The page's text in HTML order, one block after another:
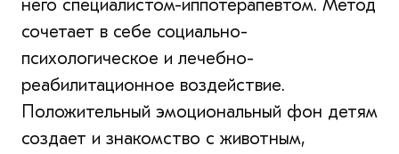
него специалистом-иппотерапевтом. Метод
сочетает в себе социально-
психологическое и лечебно-
реабилитационное воздействие.
Положительный эмоциональный фон детям
создает и знакомство с животным,